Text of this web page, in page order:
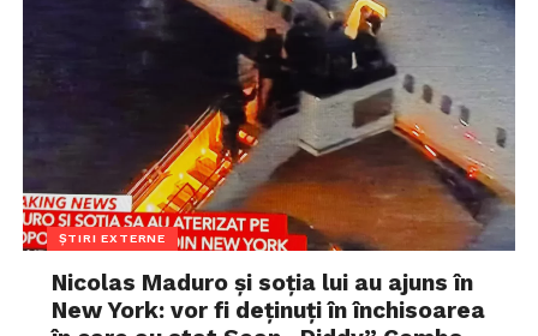
ȘTIRI EXTERNE
Nicolas Maduro și soția lui au ajuns în
New York: vor fi deținuți în închisoarea